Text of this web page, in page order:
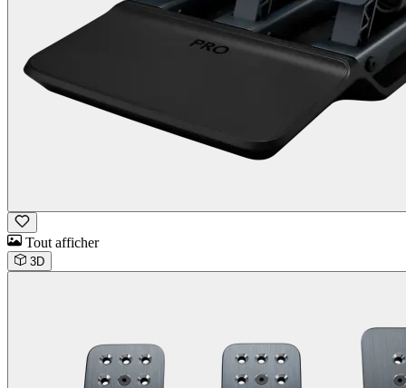
Tout afficher
3D